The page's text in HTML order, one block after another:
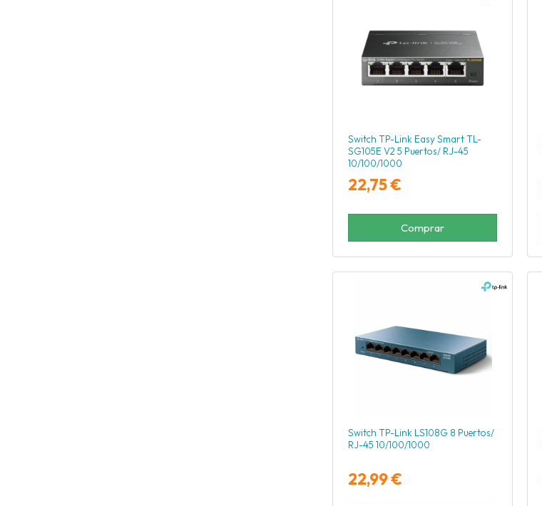
Switch TP-Link Easy Smart TL-
SG105E V2 5 Puertos/ RJ-45
10/100/1000
22,75 €
Comprar
Switch TP-Link LS108G 8 Puertos/
RJ-45 10/100/1000
22,99 €